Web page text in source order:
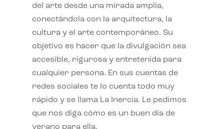
del arte desde una mirada amplia,
conectándola con la arquitectura, la
cultura y el arte contemporáneo. Su
objetivo es hacer que la divulgación sea
accesible, rigurosa y entretenida para
cualquier persona. En sus cuentas de
redes sociales te lo cuenta todo muy
rápido y se llama La Inercia. Le pedimos
que nos diga cómo es un buen día de
verano para ella.